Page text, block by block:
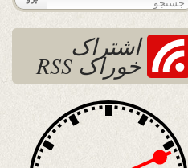
اشتراک
خوراک RSS